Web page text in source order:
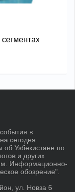
в
сегодня.
об Узбекистане по
и других
Информационно-
обозрение".
ул. Новза 6